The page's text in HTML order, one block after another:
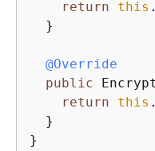
return
this
  }
@Override
public
return
this
  }